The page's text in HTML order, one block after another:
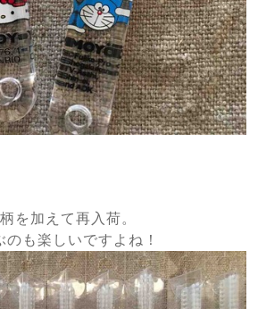
を加えて再入荷。
も楽しいですよね！